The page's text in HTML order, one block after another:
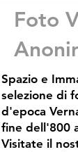
Foto
Spazio e
selezione di
d'epoca
fine dell'800
Visitate il